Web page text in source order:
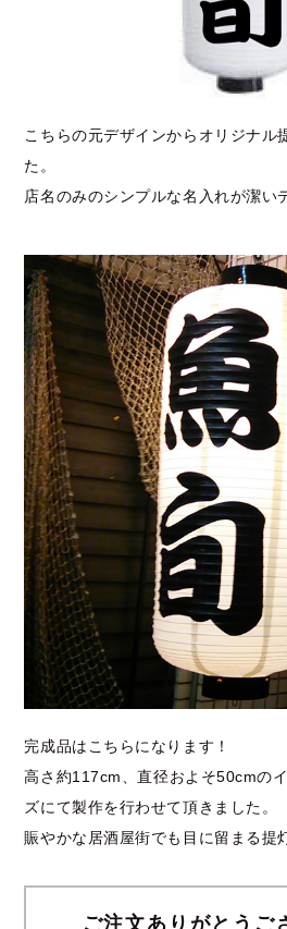
こちらの元デザインからオリジナル
た。
店名のみのシンプルな名入れが潔い
完成品はこちらになります！
高さ約117cm、直径およそ50cmの
ズにて製作を行わせて頂きました。
賑やかな居酒屋街でも目に留まる提
ご注文ありがとうご